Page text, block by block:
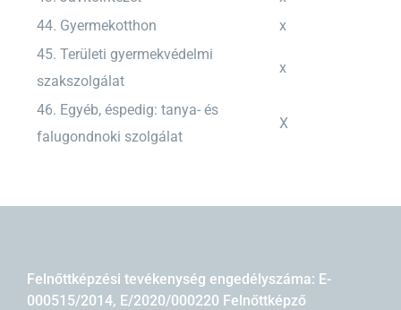
44. Gyermekotthon
x
45. Területi gyermekvédelmi
szakszolgálat
x
46. Egyéb, éspedig: tanya- és
falugondnoki szolgálat
X
Felnőttképzési tevékenység engedélyszáma: E-
000515/2014, E/2020/000220 Felnőttképző